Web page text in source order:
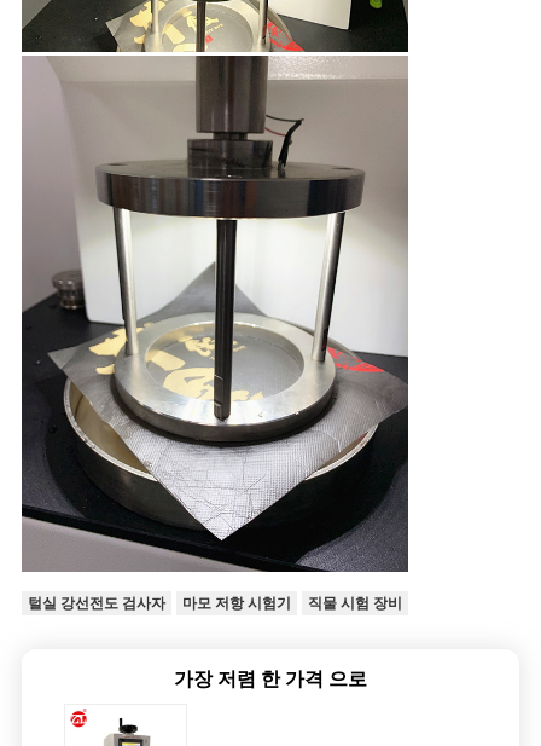
털실 강선전도 검사자 마모 저항 시험기 직물 시험 장비
가장 저렴 한 가격 으로